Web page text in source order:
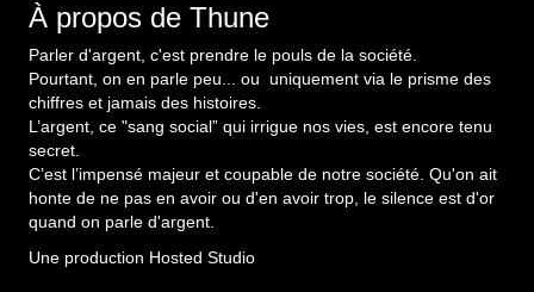
À propos de Thune
Parler d'argent, c'est prendre le pouls de la société.
Pourtant, on en parle peu... ou uniquement via le prisme des
chiffres et jamais des histoires.
L’argent, ce "sang social” qui irrigue nos vies, est encore tenu
secret.
C’est l’impensé majeur et coupable de notre société. Qu'on ait
honte de ne pas en avoir ou d'en avoir trop, le silence est d'or
quand on parle d'argent.
Une production Hosted Studio